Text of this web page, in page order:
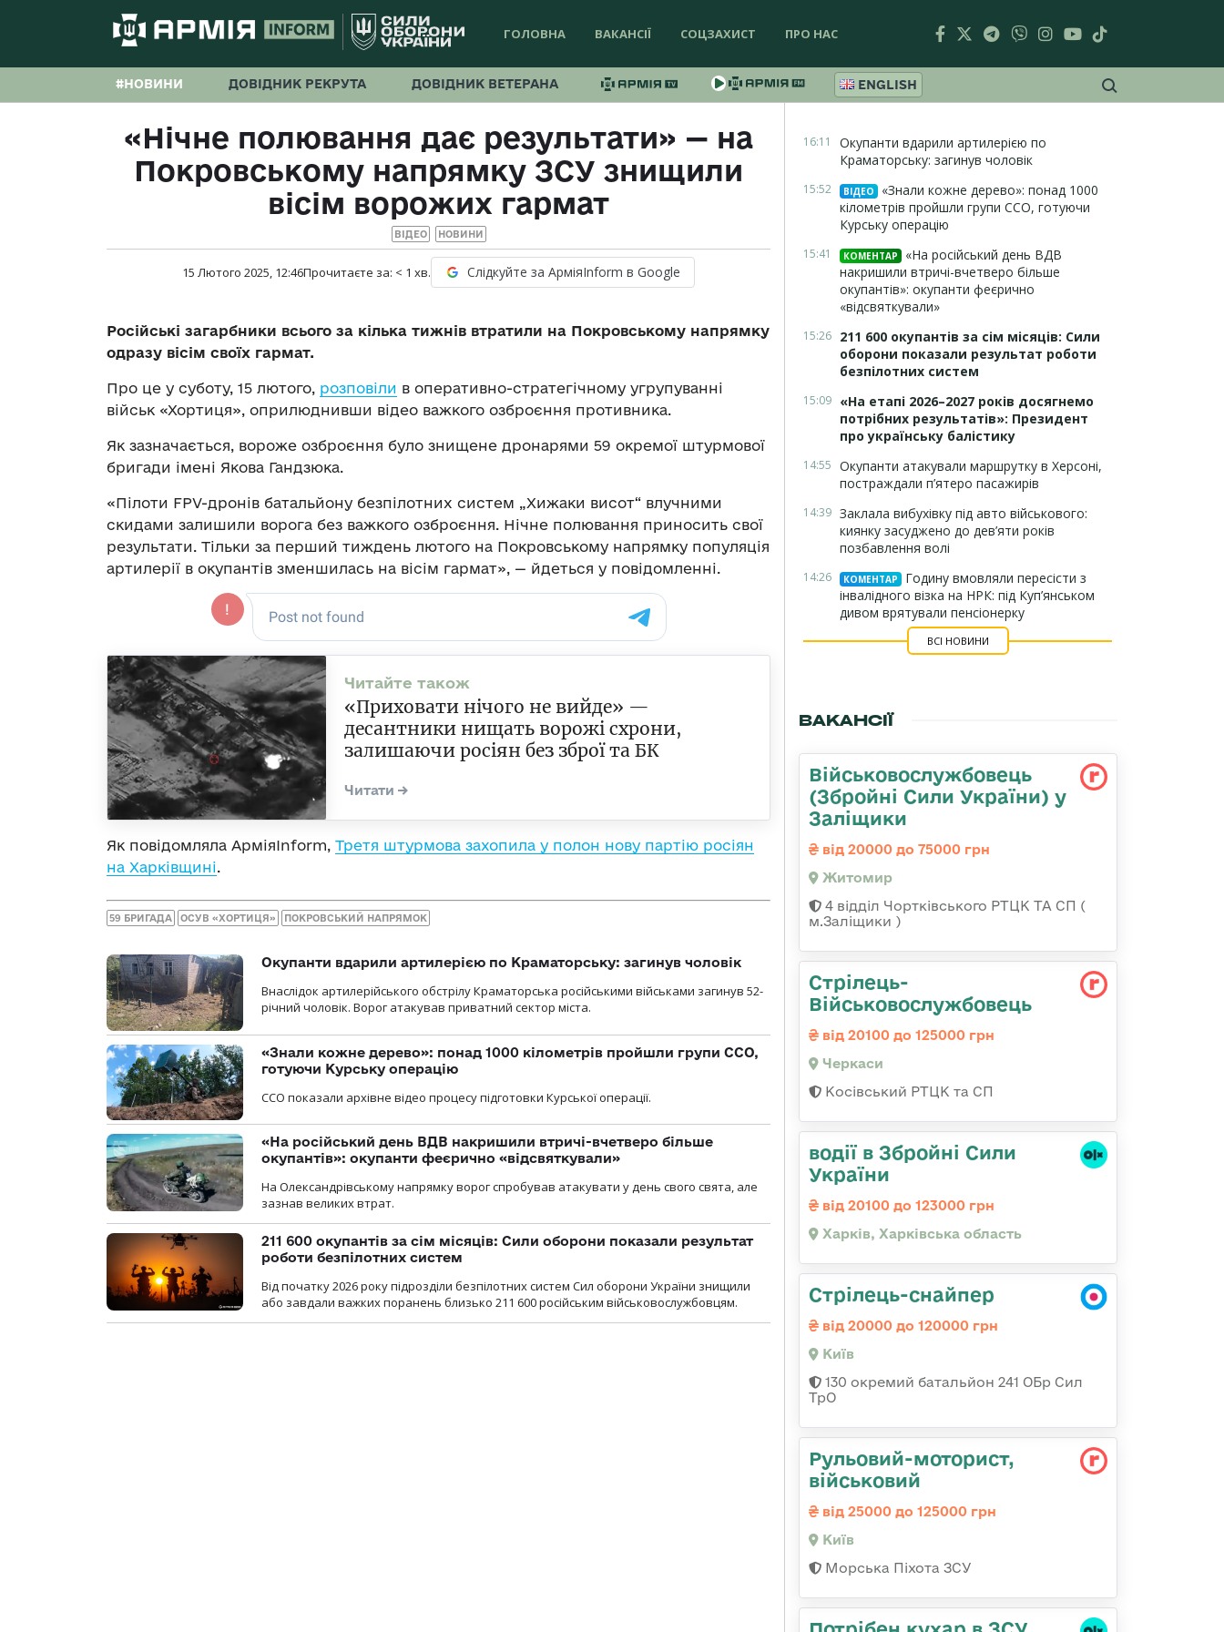
ГОЛОВНА ВАКАНСІЇ СОЦЗАХИСТ ПРО НАС
#НОВИНИ ДОВІДНИК РЕКРУТА ДОВІДНИК ВЕТЕРАНА ENGLISH
«Нічне полювання дає результати» — на
Покровському напрямку ЗСУ знищили
вісім ворожих гармат
ВІДЕО НОВИНИ
15 Лютого 2025, 12:46Прочитаєте за: < 1 хв. Слідкуйте за АрміяInform в Google
Російські загарбники всього за кілька тижнів втратили на Покровському напрямку
одразу вісім своїх гармат.
Про це у суботу, 15 лютого, розповіли в оперативно-стратегічному угрупуванні
військ «Хортиця», оприлюднивши відео важкого озброєння противника.
Як зазначається, вороже озброєння було знищене дронарями 59 окремої штурмової
бригади імені Якова Гандзюка.
«Пілоти FPV-дронів батальйону безпілотних систем „Хижаки висот“ влучними
скидами залишили ворога без важкого озброєння. Нічне полювання приносить свої
результати. Тільки за перший тиждень лютого на Покровському напрямку популяція
артилерії в окупантів зменшилась на вісім гармат», — йдеться у повідомленні.
«Приховати нічого не вийде» —
десантники нищать ворожі схрони,
залишаючи росіян без зброї та БК
Як повідомляла АрміяInform, Третя штурмова захопила у полон нову партію росіян
на Харківщині.
59 БРИГАДА ОСУВ «ХОРТИЦЯ» ПОКРОВСЬКИЙ НАПРЯМОК
Окупанти вдарили артилерією по Краматорську: загинув чоловік
Внаслідок артилерійського обстрілу Краматорська російськими військами загинув 52-
річний чоловік. Ворог атакував приватний сектор міста.
«Знали кожне дерево»: понад 1000 кілометрів пройшли групи ССО,
готуючи Курську операцію
ССО показали архівне відео процесу підготовки Курської операції.
«На російський день ВДВ накришили втричі-вчетверо більше
окупантів»: окупанти феєрично «відсвяткували»
На Олександрівському напрямку ворог спробував атакувати у день свого свята, але
зазнав великих втрат.
211 600 окупантів за сім місяців: Сили оборони показали результат
роботи безпілотних систем
Від початку 2026 року підрозділи безпілотних систем Сил оборони України знищили
або завдали важких поранень близько 211 600 російським військовослужбовцям.
16:11
Окупанти вдарили артилерією по
Краматорську: загинув чоловік
15:52 ВІДЕО
«Знали кожне дерево»: понад 1000
кілометрів пройшли групи ССО, готуючи
Курську операцію
15:41 КОМЕНТАР
«На російський день ВДВ
накришили втричі-вчетверо більше
окупантів»: окупанти феєрично
«відсвяткували»
15:26 211 600 окупантів за сім місяців: Сили
оборони показали результат роботи
безпілотних систем
15:09 «На етапі 2026–2027 років досягнемо
потрібних результатів»: Президент
про українську балістику
14:55 Окупанти атакували маршрутку в Херсоні,
постраждали п’ятеро пасажирів
14:39 Заклала вибухівку під авто військового:
киянку засуджено до дев’яти років
позбавлення волі
14:26 КОМЕНТАР
Годину вмовляли пересісти з
інвалідного візка на НРК: під Куп’янськом
дивом врятували пенсіонерку
ВСІ НОВИНИ
ВАКАНСІЇ
Військовослужбовець
(Збройні Сили України) у
Заліщики
від 20000 до 75000 грн
Житомир
4 відділ Чортківського РТЦК ТА СП (
м.Заліщики )
Стрілець-
Військовослужбовець
від 20100 до 125000 грн
Черкаси
Косівський РТЦК та СП
водії в Збройні Сили
України
від 20100 до 123000 грн
Харків, Харківська область
Стрілець-снайпер
від 20000 до 120000 грн
Київ
130 окремий батальйон 241 ОБр Сил
ТрО
Рульовий-мотоpист,
військовий
від 25000 до 125000 грн
Київ
Морська Піхота ЗСУ